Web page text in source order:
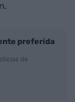
preferida
de